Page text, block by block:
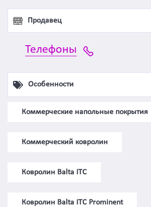
Продавец
Телефоны
Особенности
Коммерческие напольные покрытия
Коммерческий ковролин
Ковролин Balta ITC
Ковролин Balta ITC Prominent